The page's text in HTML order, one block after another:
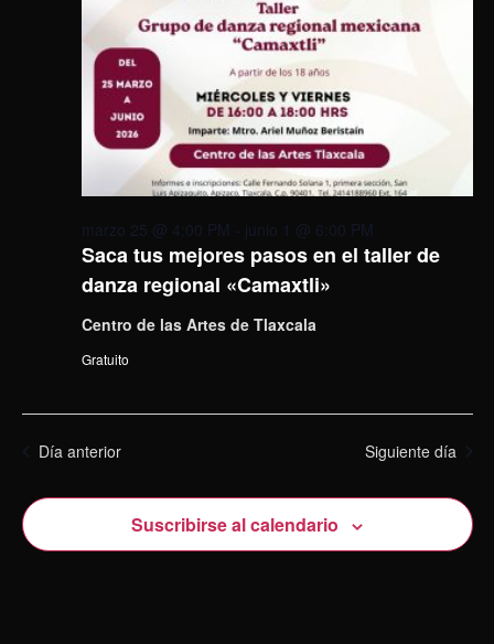
Saca tus mejores pasos en el taller de
danza regional «Camaxtli»
marzo 25 @ 4:00 PM - junio 1 @ 6:00 PM
Centro de las Artes de Tlaxcala
Gratuito
Día anterior Siguiente día
Suscribirse al calendario